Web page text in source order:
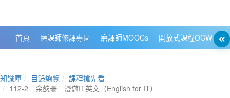
首頁 磨課師修課專區 磨課師MOOCs 開放式課程OCW
知識庫 目錄總覽
課程搶先看
112-2－余懿珊－漫遊IT英文（English for IT）